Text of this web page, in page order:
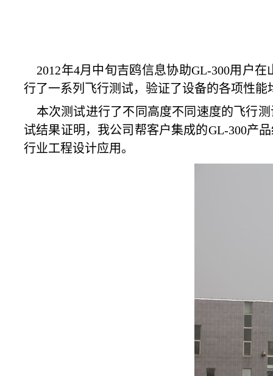
2012年4月中旬吉鸥信息协助GL-300用户
行了一系列飞行测试，验证了设备的各项性能
本次测试进行了不同高度不同速度的飞行
试结果证明，我公司帮客户集成的GL-300产
行业工程设计应用。